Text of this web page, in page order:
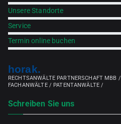
Unsere Standorte
Service
Termin online buchen
horak.
RECHTSANWÄLTE PARTNERSCHAFT MBB /
FACHANWÄLTE / PATENTANWÄLTE /
Schreiben Sie uns